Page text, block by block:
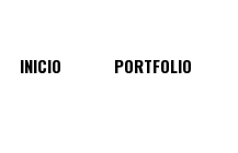
INICIO PORTFOLIO